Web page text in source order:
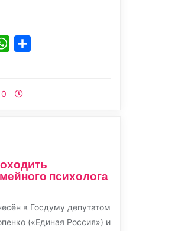
WhatsApp
0
психолога
в Госдуму депутатом
(«Единая Россия») и